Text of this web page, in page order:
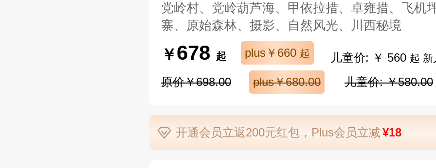
党岭村、党岭葫芦海、甲依拉措、卓雍措、飞机
寨、原始森林、摄影、自然风光、川西秘境
￥678 起 plus￥660 起 儿童价: ￥ 560 起 新
原价￥698.00 plus￥680.00 儿童价: ￥580.00
开通会员立返200元红包，Plus会员立减¥18